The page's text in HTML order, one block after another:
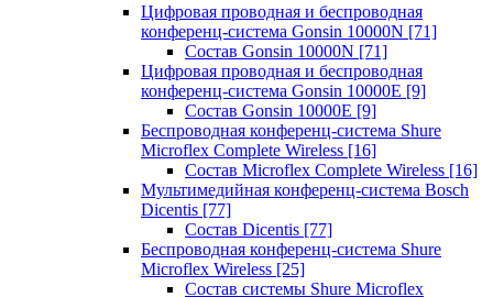
Цифровая проводная и беспроводная
конференц-система Gonsin 10000N [71]
Состав Gonsin 10000N [71]
Цифровая проводная и беспроводная
конференц-система Gonsin 10000E [9]
Состав Gonsin 10000E [9]
Беспроводная конференц-система Shure
Microflex Complete Wireless [16]
Состав Microflex Complete Wireless [16]
Мультимедийная конференц-система Bosch
Dicentis [77]
Состав Dicentis [77]
Беспроводная конференц-система Shure
Microflex Wireless [25]
Состав системы Shure Microflex